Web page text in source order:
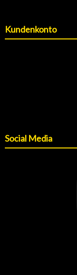
Kundenkonto
Social Media